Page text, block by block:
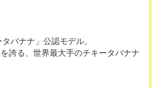
バナナ」公認モデル。
誇る、世界最大手のチキータバナナ